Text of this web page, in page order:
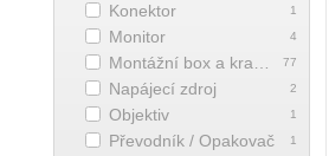
1
Konektor
4
Monitor
77
2
Napájecí zdroj
1
Objektiv
1
Převodník / Opakovač